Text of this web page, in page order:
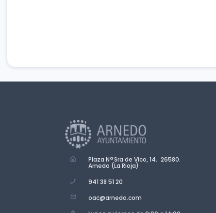
Plaza Nª Sra de Vico, 14. 26580.
Arnedo (La Rioja)
941 38 51 20
oac@arnedo.com